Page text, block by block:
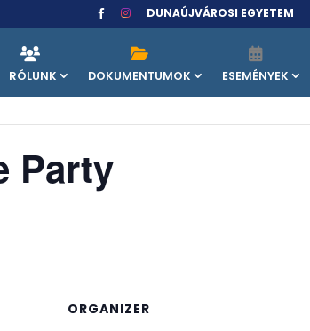
DUNAÚJVÁROSI EGYETEM
RÓLUNK DOKUMENTUMOK ESEMÉNYEK
Party
ORGANIZER